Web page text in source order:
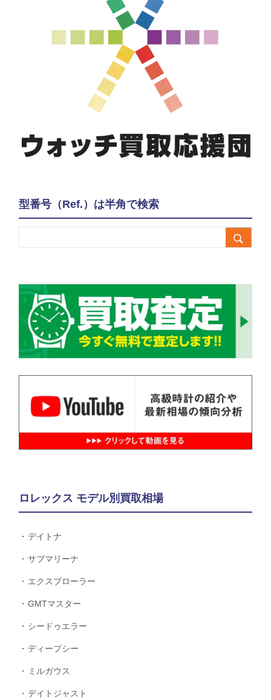
型番号（Ref.）は半角で検索

ロレックス モデル別買取相場
デイトナ
サブマリーナ
エクスプローラー
GMTマスター
シードゥエラー
ディープシー
ミルガウス
デイトジャスト